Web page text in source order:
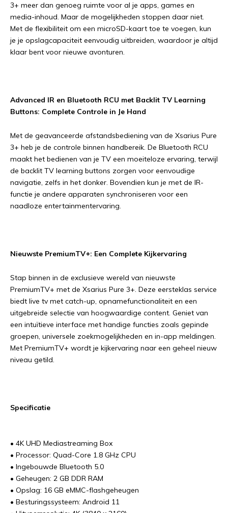
3+ meer dan genoeg ruimte voor al je apps, games en
media-inhoud. Maar de mogelijkheden stoppen daar niet.
Met de flexibiliteit om een microSD-kaart toe te voegen, kun
je je opslagcapaciteit eenvoudig uitbreiden, waardoor je altijd
klaar bent voor nieuwe avonturen.
Advanced IR en Bluetooth RCU met Backlit TV Learning
Buttons: Complete Controle in Je Hand
Met de geavanceerde afstandsbediening van de Xsarius Pure
3+ heb je de controle binnen handbereik. De Bluetooth RCU
maakt het bedienen van je TV een moeiteloze ervaring, terwijl
de backlit TV learning buttons zorgen voor eenvoudige
navigatie, zelfs in het donker. Bovendien kun je met de IR-
functie je andere apparaten synchroniseren voor een
naadloze entertainmentervaring.
Nieuwste PremiumTV+: Een Complete Kijkervaring
Stap binnen in de exclusieve wereld van nieuwste
PremiumTV+ met de Xsarius Pure 3+. Deze eersteklas service
biedt live tv met catch-up, opnamefunctionaliteit en een
uitgebreide selectie van hoogwaardige content. Geniet van
een intuïtieve interface met handige functies zoals gepinde
groepen, universele zoekmogelijkheden en in-app meldingen.
Met PremiumTV+ wordt je kijkervaring naar een geheel nieuw
niveau getild.
Specificatie
• 4K UHD Mediastreaming Box
• Processor: Quad-Core 1.8 GHz CPU
• Ingebouwde Bluetooth 5.0
• Geheugen: 2 GB DDR RAM
• Opslag: 16 GB eMMC-flashgeheugen
• Besturingssysteem: Android 11